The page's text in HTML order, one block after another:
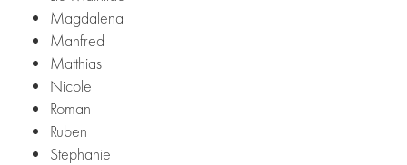
Magdalena
Manfred
Matthias
Nicole
Roman
Ruben
Stephanie